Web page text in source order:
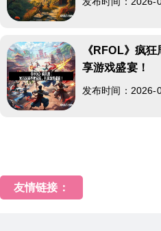
《RFOL》疯
享游戏盛宴！
发布时间：
友情链接：